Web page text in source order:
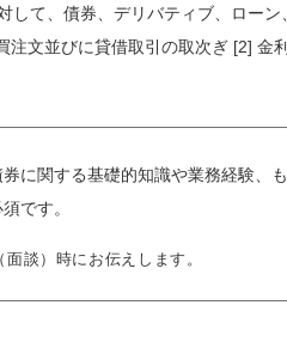
して、債券、デリバティブ、ロー
注文並びに貸借取引の取次ぎ [2]
に関する基礎的知識や業務経験
です。
談）時にお伝えします。